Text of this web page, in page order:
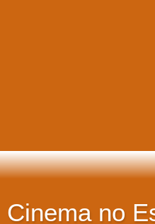
Cinema no